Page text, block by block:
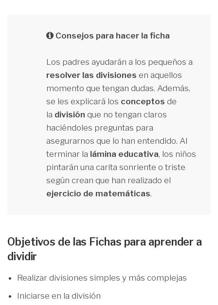
Consejos para hacer la ficha
Los padres ayudarán a los pequeños a
resolver las divisiones en aquellos
momento que tengan dudas. Además,
se les explicará los conceptos de
la división que no tengan claros
haciéndoles preguntas para
asegurarnos que lo han entendido. Al
terminar la lámina educativa, los niños
pintarán una carita sonriente o triste
según crean que han realizado el
ejercicio de matemáticas.
Objetivos de las Fichas para aprender a
dividir
Realizar divisiones simples y más complejas
Iniciarse en la división